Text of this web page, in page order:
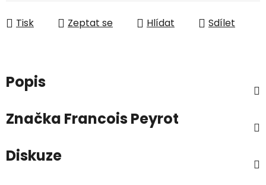
Tisk Zeptat se Hlídat Sdílet
Popis
Značka Francois Peyrot
Diskuze